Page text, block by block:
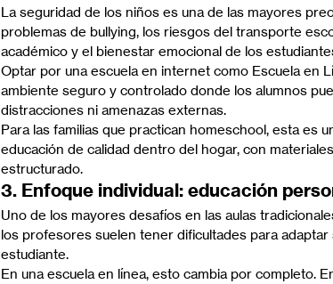
La seguridad de los niños es una de las mayores
problemas de bullying, los riesgos del transporte
académico y el bienestar emocional de los
Optar por una escuela en internet como Escuela en
ambiente seguro y controlado donde los alumnos
distracciones ni amenazas externas.
Para las familias que practican homeschool, esta es
educación de calidad dentro del hogar, con
estructurado.
3. Enfoque individual: educación
Uno de los mayores desafíos en las aulas
los profesores suelen tener dificultades para
estudiante.
En una escuela en línea, esto cambia por completo.